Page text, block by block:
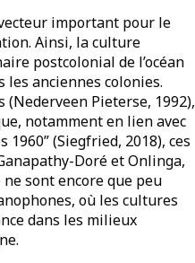
important pour le
Ainsi, la culture
postcolonial de l’océan
les anciennes colonies.
Pieterse, 1992),
notamment en lien avec
(Siegfried, 2018), ces
Doré et Onlinga,
sont encore que peu
où les cultures
dans les milieux